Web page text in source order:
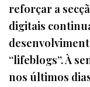
reforçar a
digitais
“lifeblogs”. À
nos últimos